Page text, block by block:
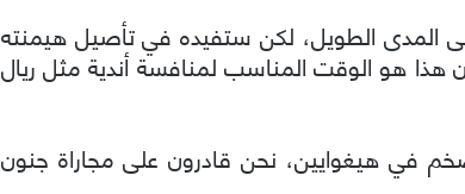
المدى الطويل، لكن ستفيده في تأصيل هيمنته
هذا هو الوقت المناسب لمنافسة أندية مثل ريال
في هيغوايين، نحن قادرون على مجاراة جنون